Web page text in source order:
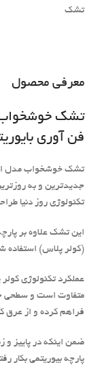
معرفی محصول
تشک خوشخواب
فن آوری
تشک خوشخواب مدل ام
جدیدترین و به
تکنولوژی روز دنیا
این تشک علاوه بر
(کولر پلاس)
عملکرد تکنولوژی
متفاوت است و سطحی
فراهم کرده و از عرق
ضمن اینکه در پاییز و
پارچه بیوریتمی بکار
تشک